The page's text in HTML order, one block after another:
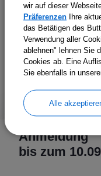
Anmeldung
bis zum
wir auf dieser
Präferenzen Ihre
das Betätigen des
Verwendung aller
ablehnen" lehnen Sie
Cookies ab. Eine
Sie ebenfalls in
Alle